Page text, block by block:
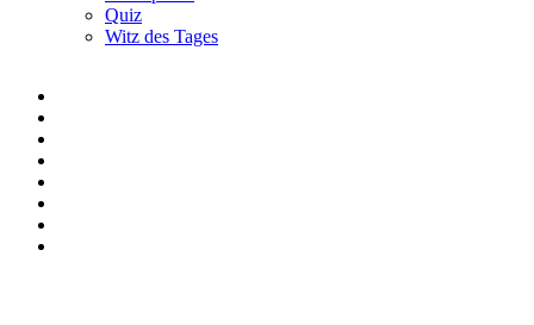
Quiz
Witz des Tages